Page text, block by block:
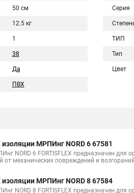
50 см
12.5 кг
1
38
Да
ПВХ
Серия
ТИП
Тип
Цвет
МРПИнг NORD 6 67581
NORD 6 FORTISFLEX предназначен для
механических повреждений и возгораний
МРПИнг NORD 8 67584
NORD 8 FORTISFLEX предназначен для